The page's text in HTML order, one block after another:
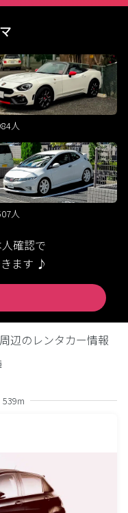
人
人
確認で
ます ♪
辺のレンタカー情報
539m